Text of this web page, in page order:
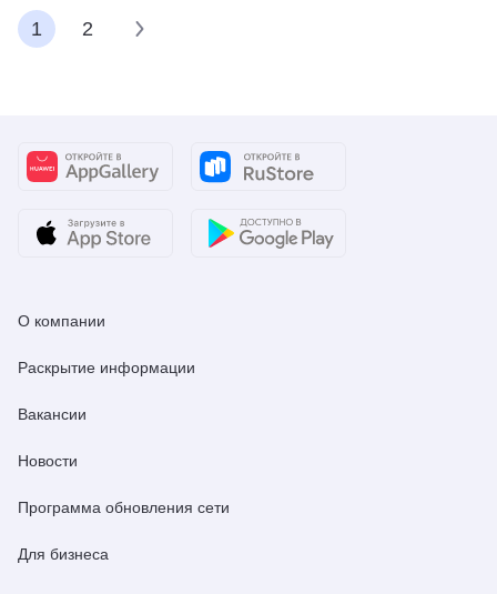
1 2
О компании
Раскрытие информации
Вакансии
Новости
Программа обновления сети
Для бизнеса